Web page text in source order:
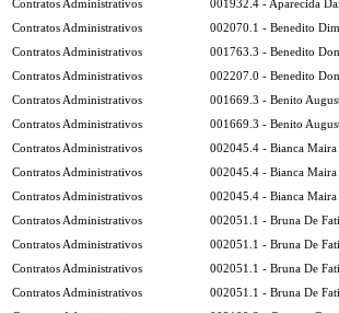
Contratos Administrativos
001932.4 - Aparecida
Contratos Administrativos
002070.1 - Benedito
Contratos Administrativos
001763.3 - Benedito
Contratos Administrativos
002207.0 - Benedito
Contratos Administrativos
001669.3 - Benito
Contratos Administrativos
001669.3 - Benito
Contratos Administrativos
002045.4 - Bianca Maira
Contratos Administrativos
002045.4 - Bianca Maira
Contratos Administrativos
002045.4 - Bianca Maira
Contratos Administrativos
002051.1 - Bruna De
Contratos Administrativos
002051.1 - Bruna De
Contratos Administrativos
002051.1 - Bruna De
Contratos Administrativos
002051.1 - Bruna De